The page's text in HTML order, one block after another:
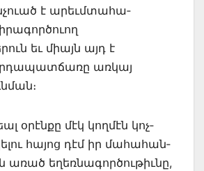
է արեւմտահա­
եւ միայն այդ է
առկայ
օրէնքը մէկ կողմէն կոչ­
հայոց դէմ իր մահահան­
առած եղեռնագործութիւնը,